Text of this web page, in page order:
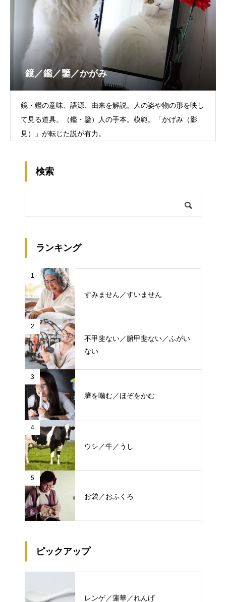
鏡／鑑／鑒／かがみ
鏡・鑑の意味、語源、由来を解説。人の姿や物の形を映し
て見る道具。（鑑・鑒）人の手本。模範。「かげみ（影
見）」が転じた説が有力。
検索
ランキング
1
すみません／すいません
2
不甲斐ない／腑甲斐ない／ふがい
ない
3
臍を噛む／ほぞをかむ
4
ウシ／牛／うし
5
お袋／おふくろ
ピックアップ
レンゲ／蓮華／れんげ